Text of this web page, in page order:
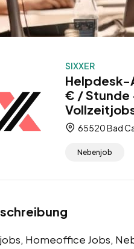
SIXXER
Helpdesk-
€ / Stunde
65520 Bad
Nebenjob
Homeoffice Jobs,